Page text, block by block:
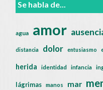
Se habla de...
agua amor
distancia dolor entusiasmo
herida identidad infancia
lágrimas manos mar